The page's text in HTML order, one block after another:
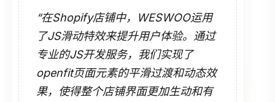
“在Shopify店铺中，WESWOO运用
了JS滑动特效来提升用户体验。通过
专业的JS开发服务，我们实现了
openfit页面元素的平滑过渡和动态效
果，使得整个店铺界面更加生动和有